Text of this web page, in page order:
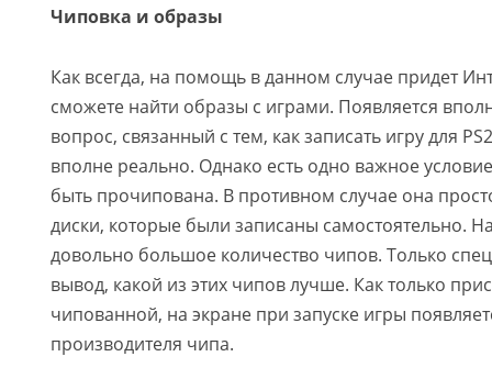
Чиповка и образы
Как всегда, на помощь в данном случае придет
сможете найти образы с играми. Появляется
вопрос, связанный с тем, как записать игру для
вполне реально. Однако есть одно важное
быть прочипована. В противном случае она
диски, которые были записаны самостоятельно.
довольно большое количество чипов. Только
вывод, какой из этих чипов лучше. Как только
чипованной, на экране при запуске игры
производителя чипа.